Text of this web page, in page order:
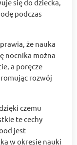
się do dziecka,
podczas
że nauka
nocnika można
a poręcze
rozwój
czemu
te cechy
jest
w okresie nauki